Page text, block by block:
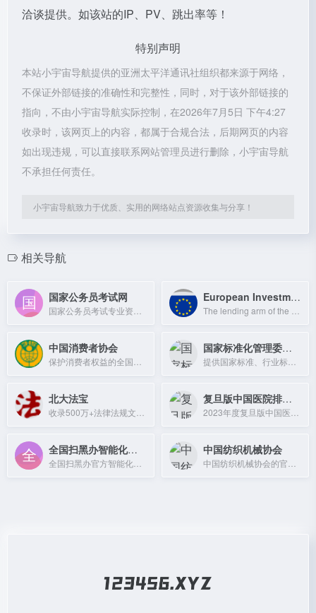
洽谈提供。如该站的IP、PV、跳出率等！
特别声明
本站小宇宙导航提供的亚洲太平洋通讯社组织都来源于网络，
不保证外部链接的准确性和完整性，同时，对于该外部链接的
指向，不由小宇宙导航实际控制，在2026年7月5日 下午4:27
收录时，该网页上的内容，都属于合规合法，后期网页的内容
如出现违规，可以直接联系网站管理员进行删除，小宇宙导航
不承担任何责任。
小宇宙导航致力于优质、实用的网络站点资源收集与分享！
相关导航
国家公务员考试网 European Investment Bank
中国消费者协会 国家标准化管理委员会
北大法宝 复旦版中国医院排行榜
全国扫黑办智能化举报平台 中国纺织机械协会